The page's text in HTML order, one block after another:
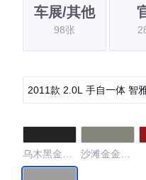
车展/其他
98张
2011款 2.0L 手自一体 智
乌木黑金属
漆
沙滩金金属